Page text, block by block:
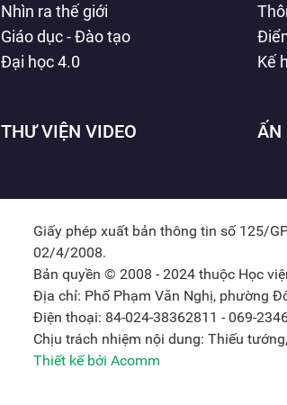
Nhìn ra thế giới
Giáo dục - Đào tạo
Đại học 4.0
Kế
THƯ VIỆN VIDEO ẤN
Giấy phép xuất bản thông tin số 125/
02/4/2008.
Bản quyền © 2008 - 2024 thuộc Học
Địa chỉ: Phố Phạm Văn Nghị, phường
Điện thoại: 84-024-38362811 - 069-
Chịu trách nhiệm nội dung: Thiếu
Thiết kế bởi Acomm